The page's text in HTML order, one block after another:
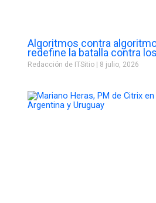
Algoritmos contra
redefine la batalla contra
Redacción de ITSitio 8 julio, 2026